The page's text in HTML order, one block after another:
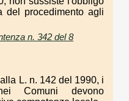
del procedimento agli
n. 342 del 8
L. n. 142 del 1990, i
Comuni devono